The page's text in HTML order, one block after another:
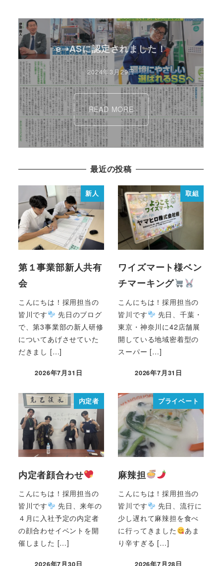
e➝ASに認定されました！
2024年3月29日
READ MORE
最近の投稿
新人
第１事業部新人共有
会
こんにちは！採用担当の
皆川です
先日のブログ
で、第3事業部の新人研修
についてあげさせていた
だきまし […]
2026年7月31日
取組
ワイズマート様ベン
チマーキング
こんにちは！採用担当の
皆川です
先日、千葉・
東京・神奈川に42店舗展
開している地域密着型の
スーパー […]
2026年7月31日
内定者
内定者顔合わせ
こんにちは！採用担当の
皆川です
先日、来年の
４月に入社予定の内定者
の顔合わせイベントを開
催しました […]
2026年7月30日
プライベート
麻辣担
こんにちは！採用担当の
皆川です
先日、流行に
少し遅れて麻辣担を食べ
に行ってきました
あま
り辛すぎる […]
2026年7月28日